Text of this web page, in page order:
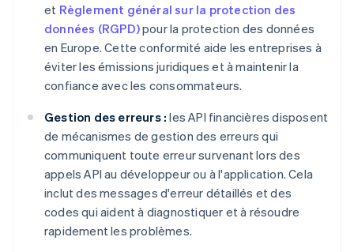
et Règlement général sur la protection des
données (RGPD)pour la protection des données
en Europe. Cette conformité aide les entreprises à
éviter les émissions juridiques et à maintenir la
confiance avec les consommateurs.
Gestion des erreurs : les API financières disposent
de mécanismes de gestion des erreurs qui
communiquent toute erreur survenant lors des
appels API au développeur ou à l'application. Cela
inclut des messages d'erreur détaillés et des
codes qui aident à diagnostiquer et à résoudre
rapidement les problèmes.